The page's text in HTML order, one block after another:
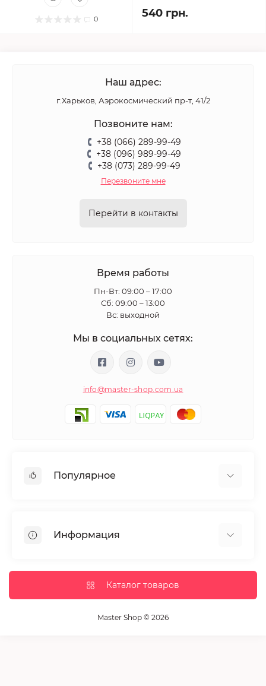
0 540 грн.
Наш адрес:
г.Харьков, Аэрокосмический пр-т, 41/2
Позвоните нам:
+38 (066) 289-99-49
+38 (096) 989-99-49
+38 (073) 289-99-49
Перезвоните мне
Перейти в контакты
Время работы
Пн-Вт: 09:00 – 17:00
​Сб: 09:00 – 13:00
Вс: выходной
Мы в социальных сетях:
info@master-shop.com.ua
Популярное
Парафинотерапия
Ресницы и брови
Дезинфекция и стерилизация
Кисточки и наборы для макияжа
Информация
Доставка и оплата
Полезные статьи
Связаться с нами
Каталог товаров
Master Shop © 2026